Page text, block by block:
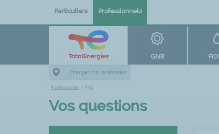
Particuliers Professionnels
GNR
Changer ma localisation
Professionnels > FAQ
Vos questions